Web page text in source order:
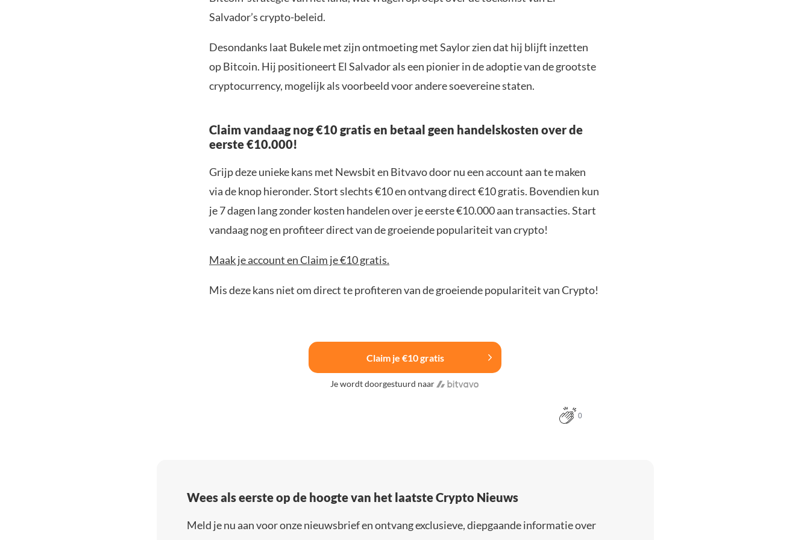
Salvador’s crypto-beleid.
Desondanks laat Bukele met zijn ontmoeting met Saylor zien dat hij blijft inzetten
op Bitcoin. Hij positioneert El Salvador als een pionier in de adoptie van de grootste
cryptocurrency, mogelijk als voorbeeld voor andere soevereine staten.
Claim vandaag nog €10 gratis en betaal geen handelskosten over de
eerste €10.000!
Grijp deze unieke kans met Newsbit en Bitvavo door nu een account aan te maken
via de knop hieronder. Stort slechts €10 en ontvang direct €10 gratis. Bovendien kun
je 7 dagen lang zonder kosten handelen over je eerste €10.000 aan transacties. Start
vandaag nog en profiteer direct van de groeiende populariteit van crypto!
Maak je account en Claim je €10 gratis.
Mis deze kans niet om direct te profiteren van de groeiende populariteit van Crypto!
Claim je €10 gratis
Je wordt doorgestuurd naar
0
Wees als eerste op de hoogte van het laatste Crypto Nieuws
Meld je nu aan voor onze nieuwsbrief en ontvang exclusieve, diepgaande informatie over